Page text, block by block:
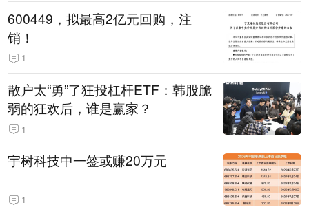
600449，拟最高2亿元回购，注
销！
1
散户太“勇”了狂投杠杆ETF：韩股脆
弱的狂欢后，谁是赢家？
1
宇树科技中一签或赚20万元
1